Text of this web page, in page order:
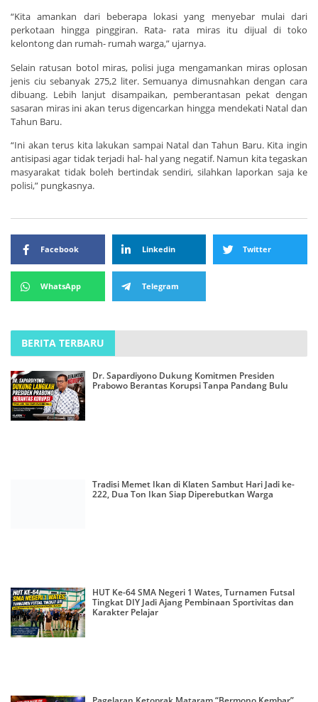
“Kita amankan dari beberapa lokasi yang menyebar mulai dari
perkotaan hingga pinggiran. Rata- rata miras itu dijual di toko
kelontong dan rumah- rumah warga,” ujarnya.
Selain ratusan botol miras, polisi juga mengamankan miras oplosan
jenis ciu sebanyak 275,2 liter. Semuanya dimusnahkan dengan cara
dibuang. Lebih lanjut disampaikan, pemberantasan pekat dengan
sasaran miras ini akan terus digencarkan hingga mendekati Natal dan
Tahun Baru.
“Ini akan terus kita lakukan sampai Natal dan Tahun Baru. Kita ingin
antisipasi agar tidak terjadi hal- hal yang negatif. Namun kita tegaskan
masyarakat tidak boleh bertindak sendiri, silahkan laporkan saja ke
polisi,” pungkasnya.
Facebook Linkedin Twitter
WhatsApp Telegram
BERITA TERBARU
Dr. Sapardiyono Dukung Komitmen Presiden
Prabowo Berantas Korupsi Tanpa Pandang Bulu
Tradisi Memet Ikan di Klaten Sambut Hari Jadi ke-
222, Dua Ton Ikan Siap Diperebutkan Warga
HUT Ke-64 SMA Negeri 1 Wates, Turnamen Futsal
Tingkat DIY Jadi Ajang Pembinaan Sportivitas dan
Karakter Pelajar